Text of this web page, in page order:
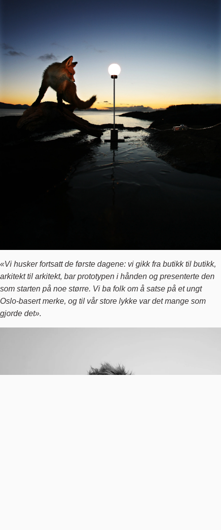
«Vi husker fortsatt de første dagene: vi gikk fra butikk til butikk,
arkitekt til arkitekt, bar prototypen i hånden og presenterte den
som starten på noe større. Vi ba folk om å satse på et ungt
Oslo-basert merke, og til vår store lykke var det mange som
gjorde det».